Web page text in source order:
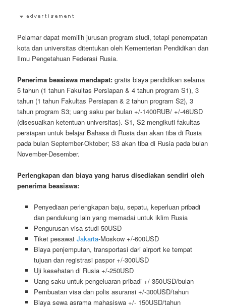
Pelamar dapat memilih jurusan program studi, tetapi penempatan
kota dan universitas ditentukan oleh Kementerian Pendidikan dan
Ilmu Pengetahuan Federasi Rusia.
Penerima beasiswa mendapat: gratis biaya pendidikan selama
5 tahun (1 tahun Fakultas Persiapan & 4 tahun program S1), 3
tahun (1 tahun Fakultas Persiapan & 2 tahun program S2), 3
tahun program S3; uang saku per bulan +/-1400RUB/ +/-46USD
(disesuaikan ketentuan universitas). S1, S2 mengikuti fakultas
persiapan untuk belajar Bahasa di Rusia dan akan tiba di Rusia
pada bulan September-Oktober; S3 akan tiba di Rusia pada bulan
November-Desember.
Perlengkapan dan biaya yang harus disediakan sendiri oleh
penerima beasiswa:
Penyediaan perlengkapan baju, sepatu, keperluan pribadi
dan pendukung lain yang memadai untuk iklim Rusia
Pengurusan visa studi 50USD
Tiket pesawat Jakarta-Moskow +/-600USD
Biaya penjemputan, transportasi dari airport ke tempat
tujuan dan registrasi paspor +/-300USD
Uji kesehatan di Rusia +/-250USD
Uang saku untuk pengeluaran pribadi +/-350USD/bulan
Pembuatan visa dan polis asuransi +/-300USD/tahun
Biaya sewa asrama mahasiswa +/- 150USD/tahun